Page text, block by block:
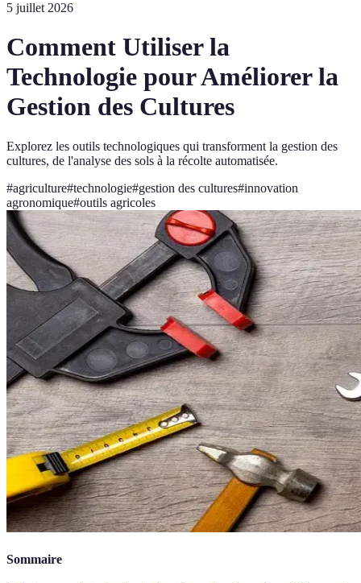
5 juillet 2026
Comment Utiliser la
Technologie pour Améliorer la
Gestion des Cultures
Explorez les outils technologiques qui transforment la gestion des
cultures, de l'analyse des sols à la récolte automatisée.
#agriculture#technologie#gestion des cultures#innovation
agronomique#outils agricoles
Sommaire